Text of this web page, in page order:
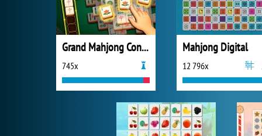
Grand Mahjong Connect
745x
Mahjong Digital
12 796x